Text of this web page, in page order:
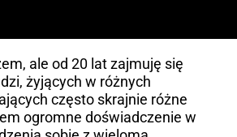
ale od 20 lat zajmuję się
żyjących w różnych
często skrajnie różne
ogromne doświadczenie w